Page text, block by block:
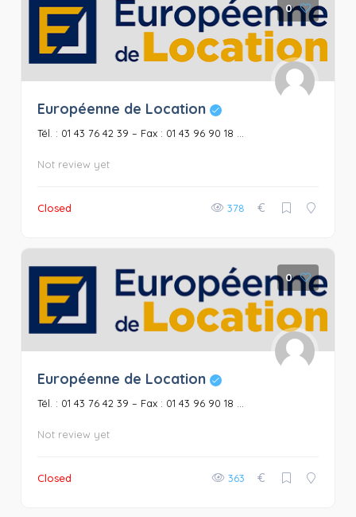
0
Européenne de Location
Tél. : 01 43 76 42 39 – Fax : 01 43 96 90 18 ...
Not review yet
Closed 378 €
0
Européenne de Location
Tél. : 01 43 76 42 39 – Fax : 01 43 96 90 18 ...
Not review yet
Closed 363 €